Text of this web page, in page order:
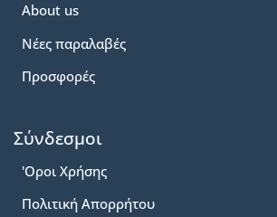
About us
Νέες παραλαβές
Προσφορές
Σύνδεσμοι
'Οροι Χρήσης
Πολιτική Απορρήτου